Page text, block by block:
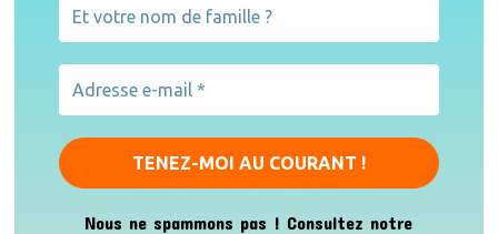
Nous ne spammons pas ! Consultez notre